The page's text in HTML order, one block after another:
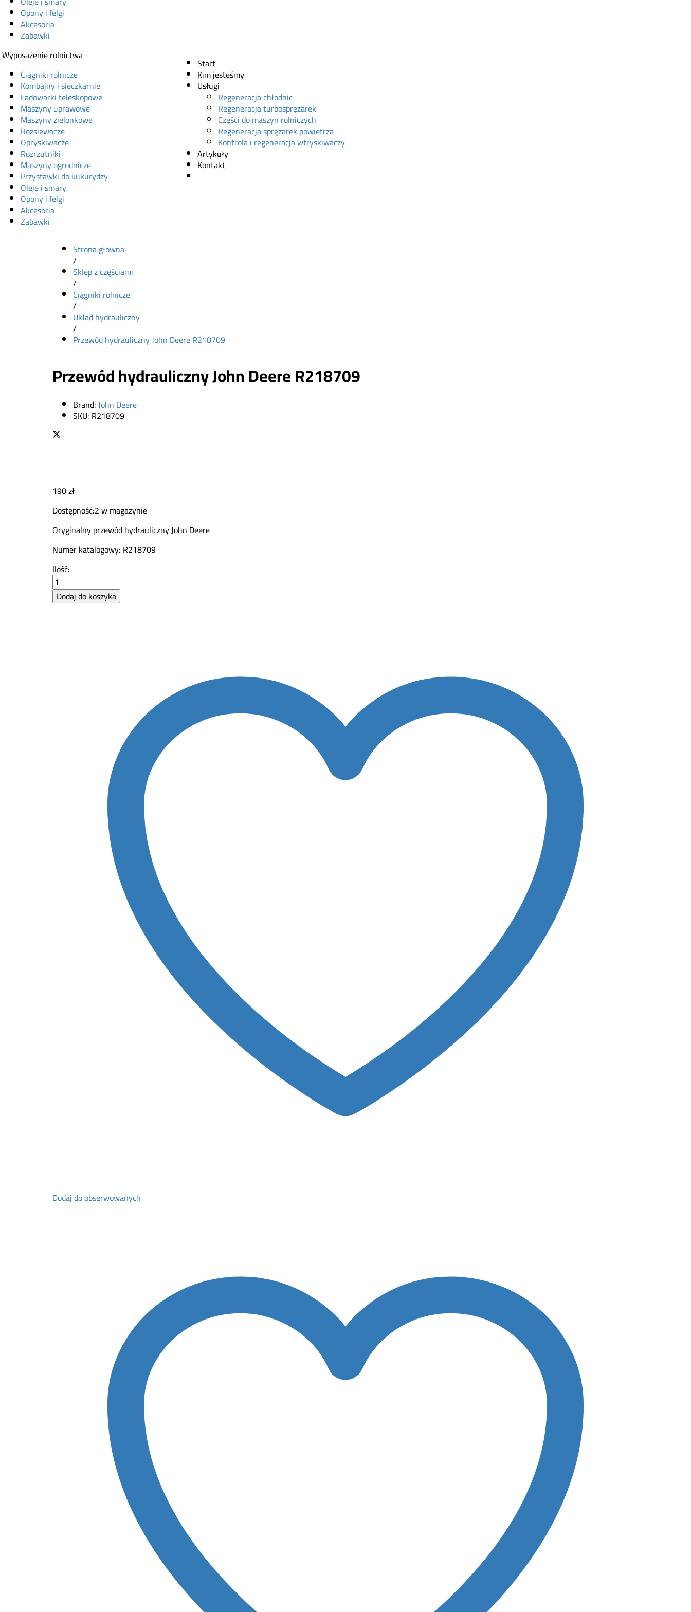
Opony i felgi
Akcesoria
Zabawki
Wyposażenie rolnictwa
Ciągniki rolnicze
Kombajny i sieczkarnie
Ładowarki teleskopowe
Maszyny uprawowe
Maszyny zielonkowe
Rozsiewacze
Opryskiwacze
Rozrzutniki
Maszyny ogrodnicze
Przystawki do kukurydzy
Oleje i smary
Opony i felgi
Akcesoria
Zabawki
Start
Kim jesteśmy
Usługi
Regeneracja chłodnic
Regeneracja turbosprężarek
Części do maszyn rolniczych
Regeneracja sprężarek powietrza
Kontrola i regeneracja wtryskiwaczy
Artykuły
Kontakt
Strona główna
/
Sklep z częściami
/
Ciągniki rolnicze
/
Układ hydrauliczny
/
Przewód hydrauliczny John Deere R218709
Przewód hydrauliczny John Deere R218709
Brand:John Deere
SKU: R218709
190zł
Dostępność:2 w magazynie
Oryginalny przewód hydrauliczny John Deere
Numer katalogowy: R218709
Przewód
hydrauliczny
John
Deere
Ilość:
Dodaj do koszyka
Dodaj do obserwowanych